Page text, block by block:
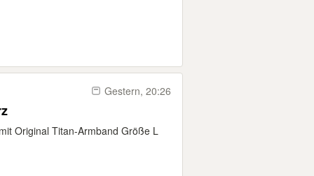
Gestern, 20:26
Original Titan-Armband Größe L